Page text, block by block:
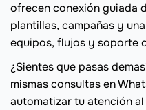
ofrecen conexión guiada
plantillas, campañas y
equipos, flujos y soporte
¿Sientes que pasas
mismas consultas en
automatizar tu atención